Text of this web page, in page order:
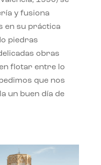
y fusiona
en su práctica
piedras
obras
flotar entre lo
que nos
un buen día de